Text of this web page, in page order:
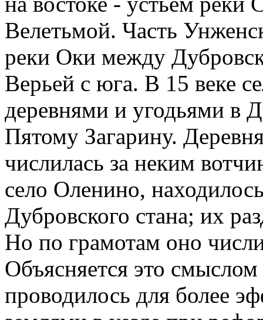
Велетьмой. Часть
реки Оки между
Верьей с юга. В 15 веке
деревнями и угодьями в
Пятому Загарину.
числилась за неким
село Оленино,
Дубровского стана; их
Но по грамотам оно
Объясняется это смыслом
проводилось для более